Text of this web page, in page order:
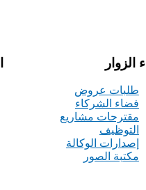
الزوار
طلبات عروض
فضاء الشركاء
مقترحات مشاريع
التوظيف
إصدارات الوكالة
مكتبة الصور